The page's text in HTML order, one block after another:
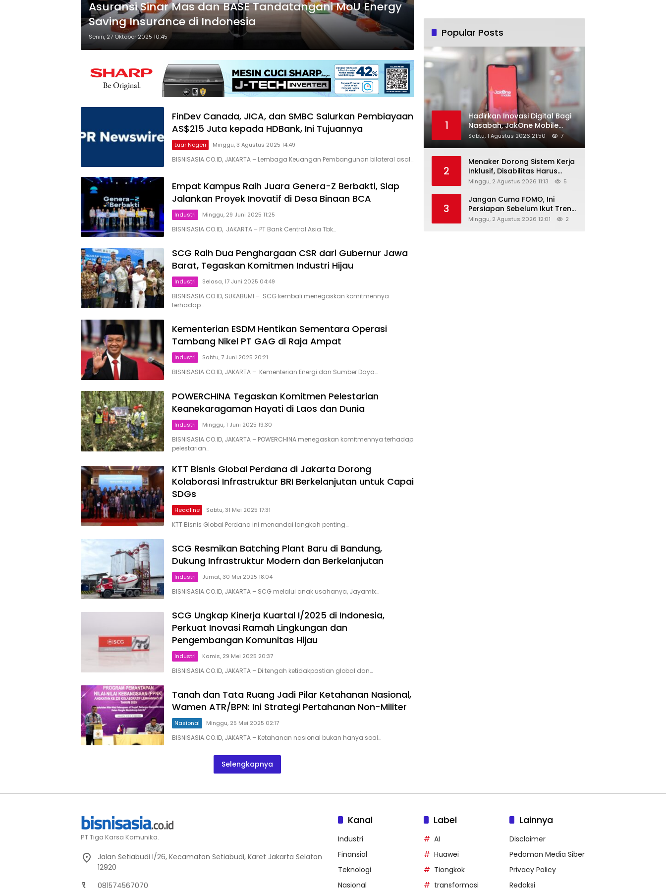
Asuransi Sinar Mas dan BASE Tandatangani MoU Energy
Saving Insurance di Indonesia
Senin, 27 Oktober 2025 10:45
FinDev Canada, JICA, dan SMBC Salurkan Pembiayaan
AS$215 Juta kepada HDBank, Ini Tujuannya
Luar Negeri Minggu, 3 Agustus 2025 14:49
BISNISASIA.CO.ID, JAKARTA – Lembaga Keuangan Pembangunan bilateral asal…
Empat Kampus Raih Juara Genera-Z Berbakti, Siap
Jalankan Proyek Inovatif di Desa Binaan BCA
Industri Minggu, 29 Juni 2025 11:25
BISNISASIA.CO.ID, JAKARTA – PT Bank Central Asia Tbk…
SCG Raih Dua Penghargaan CSR dari Gubernur Jawa
Barat, Tegaskan Komitmen Industri Hijau
Industri Selasa, 17 Juni 2025 04:49
BISNISASIA.CO.ID, SUKABUMI – SCG kembali menegaskan komitmennya
terhadap…
Kementerian ESDM Hentikan Sementara Operasi
Tambang Nikel PT GAG di Raja Ampat
Industri Sabtu, 7 Juni 2025 20:21
BISNISASIA.CO.ID, JAKARTA – Kementerian Energi dan Sumber Daya…
POWERCHINA Tegaskan Komitmen Pelestarian
Keanekaragaman Hayati di Laos dan Dunia
Industri Minggu, 1 Juni 2025 19:30
BISNISASIA.CO.ID, JAKARTA – POWERCHINA menegaskan komitmennya terhadap
pelestarian…
KTT Bisnis Global Perdana di Jakarta Dorong
Kolaborasi Infrastruktur BRI Berkelanjutan untuk Capai
SDGs
Headline Sabtu, 31 Mei 2025 17:31
KTT Bisnis Global Perdana ini menandai langkah penting…
SCG Resmikan Batching Plant Baru di Bandung,
Dukung Infrastruktur Modern dan Berkelanjutan
Industri Jumat, 30 Mei 2025 18:04
BISNISASIA.CO.ID, JAKARTA – SCG melalui anak usahanya, Jayamix…
SCG Ungkap Kinerja Kuartal I/2025 di Indonesia,
Perkuat Inovasi Ramah Lingkungan dan
Pengembangan Komunitas Hijau
Industri Kamis, 29 Mei 2025 20:37
BISNISASIA.CO.ID, JAKARTA – Di tengah ketidakpastian global dan…
Tanah dan Tata Ruang Jadi Pilar Ketahanan Nasional,
Wamen ATR/BPN: Ini Strategi Pertahanan Non-Militer
Nasional Minggu, 25 Mei 2025 02:17
BISNISASIA.CO.ID, JAKARTA – Ketahanan nasional bukan hanya soal…
Selengkapnya
Popular Posts
1
Hadirkan Inovasi Digital Bagi
Nasabah, JakOne Mobile
Antar Bank Jakarta Sukses
Raih Digital Excellence
Sabtu, 1 Agustus 2026 21:50 7
2
Menaker Dorong Sistem Kerja
Inklusif, Disabilitas Harus
Dapat Kesempatan Setara
Minggu, 2 Agustus 2026 11:13 5
3
Jangan Cuma FOMO, Ini
Persiapan Sebelum Ikut Tren
Hyrox
Minggu, 2 Agustus 2026 12:01 2
PT Tiga Karsa Komunika.
Jalan Setiabudi I/26, Kecamatan Setiabudi, Karet Jakarta Selatan
12920
081574567070
Kanal
Industri
Finansial
Teknologi
Nasional
Label
AI
Huawei
Tiongkok
transformasi
Lainnya
Disclaimer
Pedoman Media Siber
Privacy Policy
Redaksi